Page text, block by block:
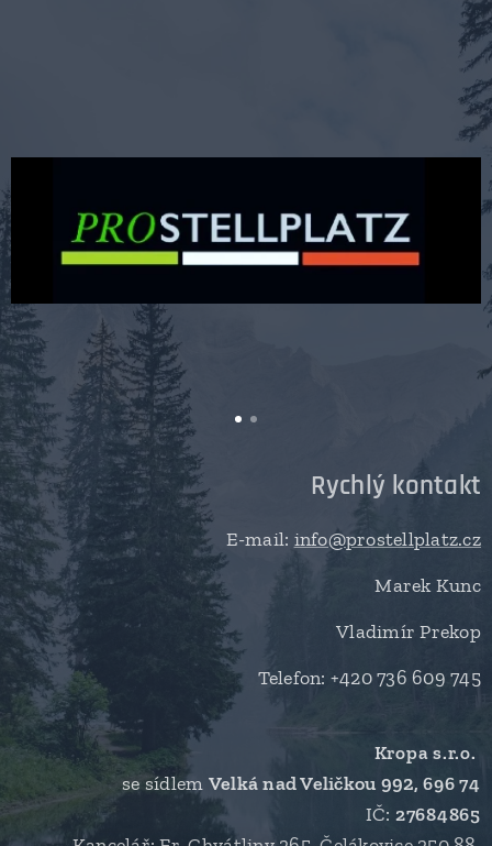
Rychlý kontakt
E-mail: info@prostellplatz.cz
Marek Kunc
Vladimír Prekop
Telefon: +420 736 609 745
Kropa s.r.o.
se sídlem Velká nad Veličkou 992, 696 74
IČ: 27684865